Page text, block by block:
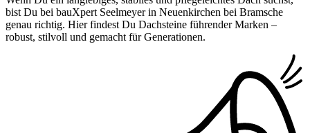
bist Du bei bauXpert Seelmeyer in Neuenkirchen bei Bramsche
genau richtig. Hier findest Du Dachsteine führender Marken –
robust, stilvoll und gemacht für Generationen.